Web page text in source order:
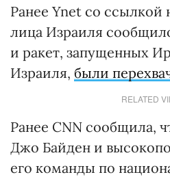
Ранее Ynet со
лица Израиля
и ракет, запущенных
Израиля, были
RELATED
Ранее CNN сообщила,
Джо Байден и
его команды по